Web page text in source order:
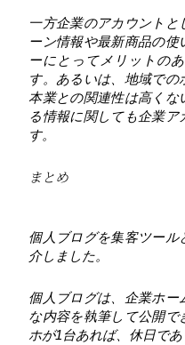
一方企業のアカウント
ーン情報や最新商品の
ーにとってメリットの
す。あるいは、地域で
本業との関連性は高くな
る情報に関しても企業
す。
まとめ
個人ブログを集客ツール
介しました。
個人ブログは、企業ホー
な内容を執筆して公開で
ホが1台あれば、休日で